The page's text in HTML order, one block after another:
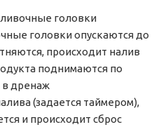
головки
головки опускаются до
происходит налив
поднимаются по
в дренаж
(задается таймером),
и происходит сброс